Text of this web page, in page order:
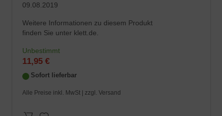
09.08.2019
Weitere Informationen zu diesem Produkt
finden Sie unter klett.de.
Unbestimmt
11,95 €
Sofort lieferbar
Alle Preise inkl. MwSt | zzgl. Versand